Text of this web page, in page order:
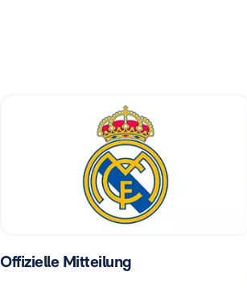
Offizielle Mitteilung